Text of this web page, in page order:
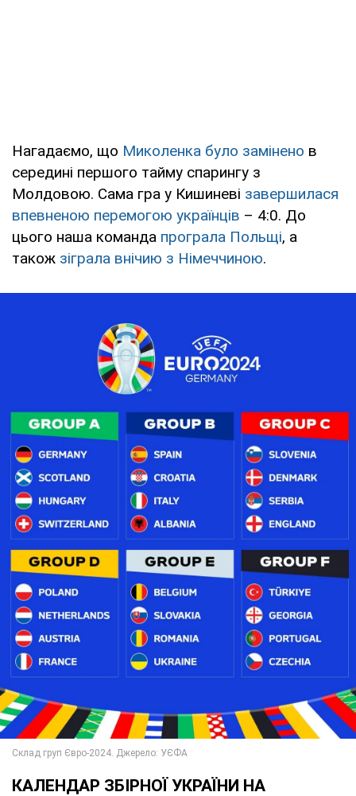
Нагадаємо, що Миколенка було замінено в
середині першого тайму спарингу з
Молдовою. Сама гра у Кишиневі завершилася
впевненою перемогою українців – 4:0. До
цього наша команда програла Польщі, а
також зіграла внічию з Німеччиною.
КАЛЕНДАР ЗБІРНОЇ УКРАЇНИ НА